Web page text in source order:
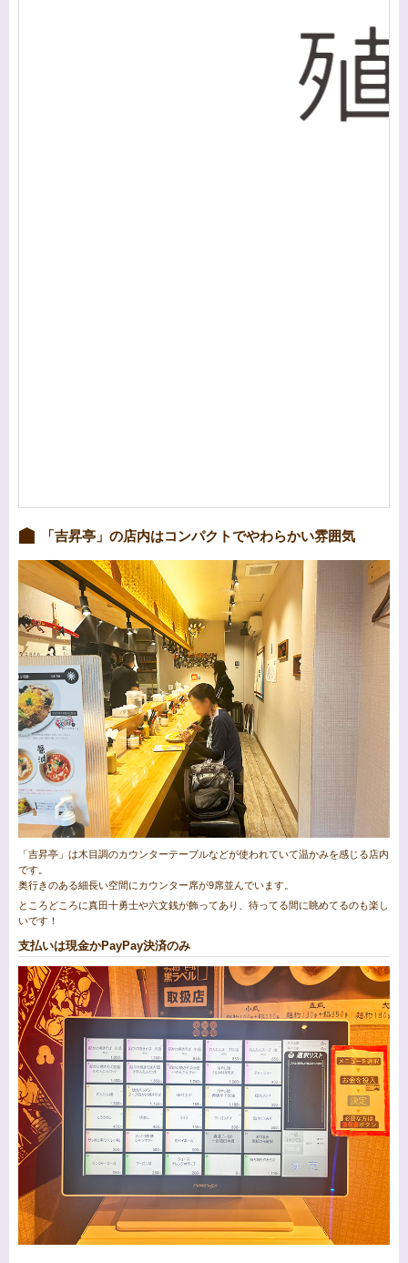
「吉昇亭」の店内はコンパクトでやわらかい雰囲気
「吉昇亭」は木目調のカウンターテーブルなどが使われていて温かみを感じる店内
です。
奥行きのある細長い空間にカウンター席が9席並んでいます。
ところどころに真田十勇士や六文銭が飾ってあり、待ってる間に眺めてるのも楽し
いです！
支払いは現金かPayPay決済のみ